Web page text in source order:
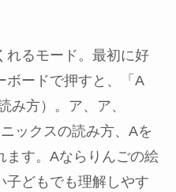
れるモード。最初に好
ボードで押すと、「A
み方）。ア、ア、
ックスの読み方、Aを
ます。Aならりんごの絵
子どもでも理解しやす